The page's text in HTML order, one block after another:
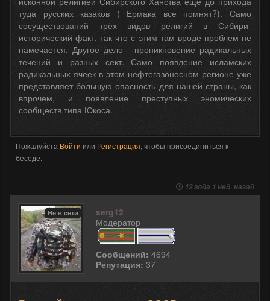
туда русских казаков ( Ермака все помнят?). Само
сосуществований трёх видов религий в Сибири-
исторический факт, так что с этим там вроде проблем не
намечается. Другое дело - проникновение радикальных
течений и разных сект. Само появление исламских
радикальных ячеек в этом нефтегазоносном регионе уже
представляет большую опасность для нашей страны, как
впрочем, и появление преступных эномических
сообществ типа Юкоса.
Пожалуйста Войти или Регистрация, чтобы присоединиться к
беседе.
12 года 1 нед. назад
Не в сети
serg12
Модератор
Сообщений: 4694
Репутация: 37